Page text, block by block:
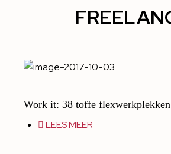
Work it: 38 toffe
LEES MEER